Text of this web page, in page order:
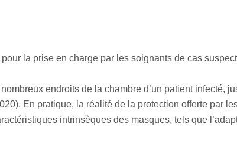
la prise en charge par les soignants de cas
endroits de la chambre d’un patient infecté,
En pratique, la réalité de la protection offerte par
intrinsèques des masques, tels que